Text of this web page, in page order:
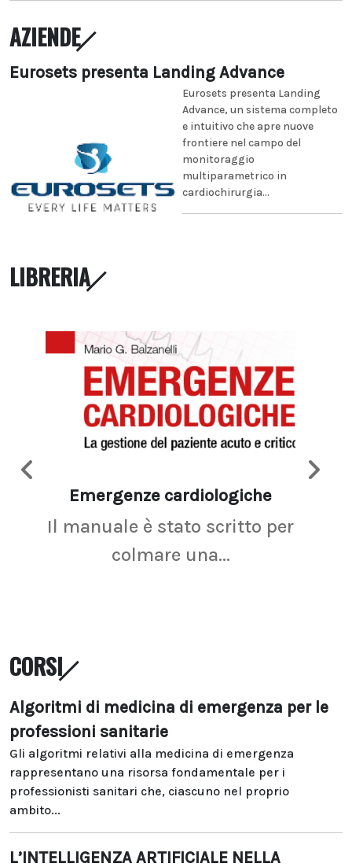
AZIENDE
Eurosets presenta Landing Advance
Eurosets presenta Landing
Advance, un sistema completo
e intuitivo che apre nuove
frontiere nel campo del
monitoraggio
multiparametrico in
cardiochirurgia...
LIBRERIA
Emergenze cardiologiche
Il manuale è stato scritto per
colmare una...
CORSI
Algoritmi di medicina di emergenza per le
professioni sanitarie
Gli algoritmi relativi alla medicina di emergenza
rappresentano una risorsa fondamentale per i
professionisti sanitari che, ciascuno nel proprio
ambito...
L’INTELLIGENZA ARTIFICIALE NELLA